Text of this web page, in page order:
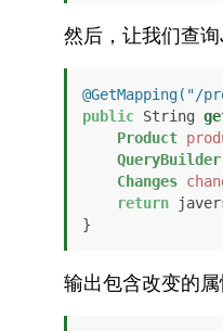
然后，让我们查询
@GetMapping("/
public String
Product
QueryBuilder
Changes
return
}
输出包含改变的属